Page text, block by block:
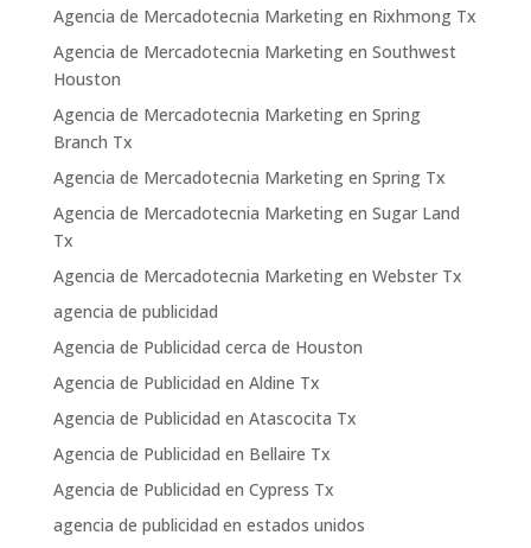
Agencia de Mercadotecnia Marketing en Rixhmong Tx
Agencia de Mercadotecnia Marketing en Southwest
Houston
Agencia de Mercadotecnia Marketing en Spring
Branch Tx
Agencia de Mercadotecnia Marketing en Spring Tx
Agencia de Mercadotecnia Marketing en Sugar Land
Tx
Agencia de Mercadotecnia Marketing en Webster Tx
agencia de publicidad
Agencia de Publicidad cerca de Houston
Agencia de Publicidad en Aldine Tx
Agencia de Publicidad en Atascocita Tx
Agencia de Publicidad en Bellaire Tx
Agencia de Publicidad en Cypress Tx
agencia de publicidad en estados unidos